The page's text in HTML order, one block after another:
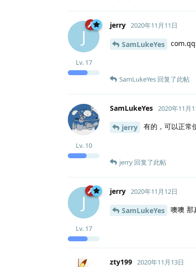
J
jerry
Lv. 17
2020年11月11日
SamLukeYes
SamLukeYes 回复了此帖
SamLukeYes
Lv. 10
2020年11月
jerry 有的，可以正常
jerry 回复了此帖
J
jerry
Lv. 17
2020年11月12日
SamLukeYes 噢噢 那
zty199 2020年11月13日